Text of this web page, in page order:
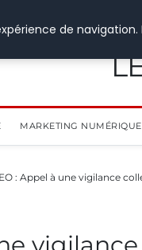
MARKETING NUMÉRIQUE
: Appel à une vigilance
de